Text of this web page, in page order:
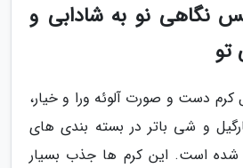
نگاهی نو به شادابی و
دست و صورت آلوئه ورا و خیار،
و شی باتر در بسته بندی های
شده است. این کرم ها جذب بسیار